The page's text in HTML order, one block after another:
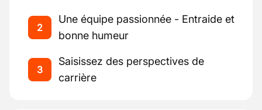
2
Une équipe passionnée - Entraide et
bonne humeur
3
Saisissez des perspectives de
carrière